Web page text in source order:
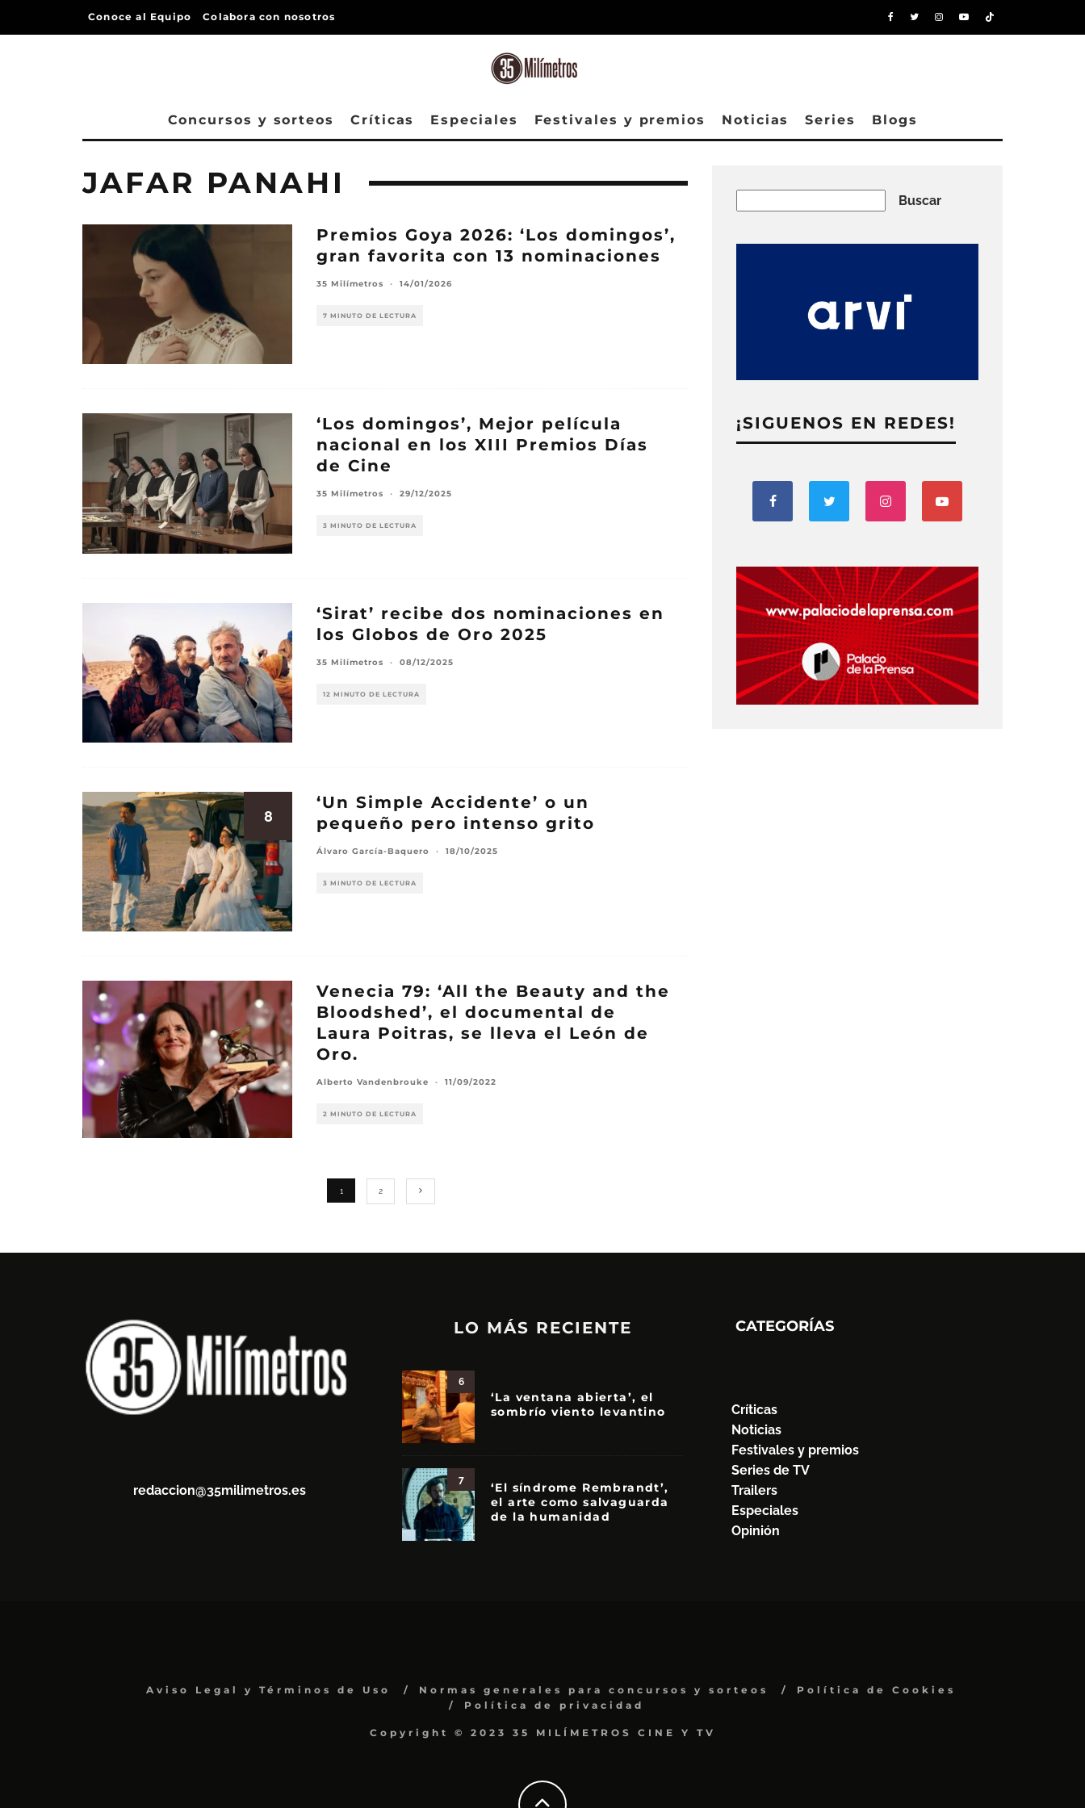
Conoce al Equipo Colabora con nosotros
Concursos y sorteos Críticas Especiales Festivales y premios Noticias Series Blogs
JAFAR PANAHI
Premios Goya 2026: ‘Los domingos’,
gran favorita con 13 nominaciones
35 Milímetros · 14/01/2026
7 MINUTO DE LECTURA
‘Los domingos’, Mejor película
nacional en los XIII Premios Días
de Cine
35 Milímetros · 29/12/2025
3 MINUTO DE LECTURA
‘Sirat’ recibe dos nominaciones en
los Globos de Oro 2025
35 Milímetros · 08/12/2025
12 MINUTO DE LECTURA
8
‘Un Simple Accidente’ o un
pequeño pero intenso grito
Álvaro García-Baquero · 18/10/2025
3 MINUTO DE LECTURA
Venecia 79: ‘All the Beauty and the
Bloodshed’, el documental de
Laura Poitras, se lleva el León de
Oro.
Alberto Vandenbrouke · 11/09/2022
2 MINUTO DE LECTURA
1 2
Buscar
¡SIGUENOS EN REDES!
redaccion@35milimetros.es
LO MÁS RECIENTE
6
‘La ventana abierta’, el
sombrío viento levantino
7
‘El síndrome Rembrandt’,
el arte como salvaguarda
de la humanidad
CATEGORÍAS
Críticas
Noticias
Festivales y premios
Series de TV
Trailers
Especiales
Opinión
Aviso Legal y Términos de Uso Normas generales para concursos y sorteos
Política de Cookies
Política de privacidad
Copyright © 2023 35 MILÍMETROS CINE Y TV